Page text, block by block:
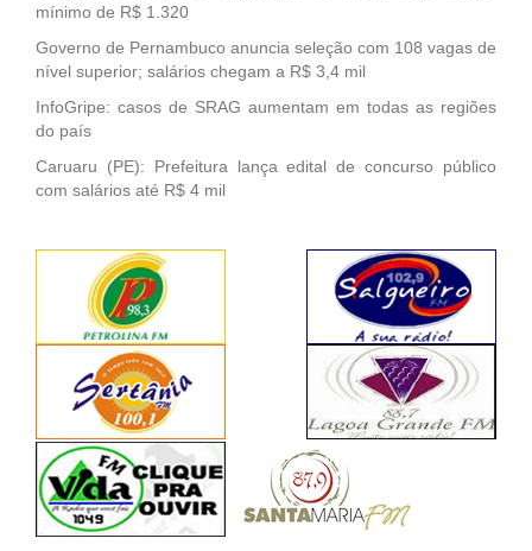
mínimo de R$ 1.320
Governo de Pernambuco anuncia seleção com 108 vagas de
nível superior; salários chegam a R$ 3,4 mil
InfoGripe: casos de SRAG aumentam em todas as regiões
do país
Caruaru (PE): Prefeitura lança edital de concurso público
com salários até R$ 4 mil